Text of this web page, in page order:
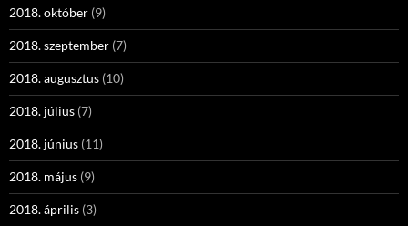
2018. október (9)
2018. szeptember (7)
2018. augusztus (10)
2018. július (7)
2018. június (11)
2018. május (9)
2018. április (3)